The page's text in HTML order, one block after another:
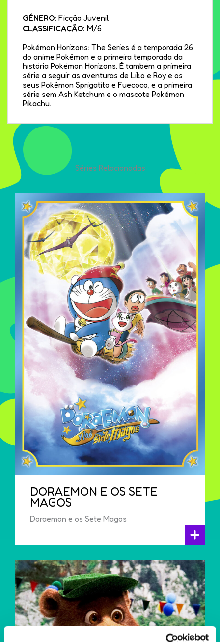
GÉNERO: Ficção Juvenil
CLASSIFICAÇÃO: M/6
Pokémon Horizons: The Series é a temporada 26
do anime Pokémon e a primeira temporada da
história Pokémon Horizons. É também a primeira
série a seguir as aventuras de Liko e Roy e os
seus Pokémon Sprigatito e Fuecoco, e a primeira
série sem Ash Ketchum e o mascote Pokémon
Pikachu.
Séries Relacionadas
DORAEMON E OS SETE
MAGOS
Doraemon e os Sete Magos
+